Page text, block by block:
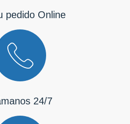
pedido Online
24/7